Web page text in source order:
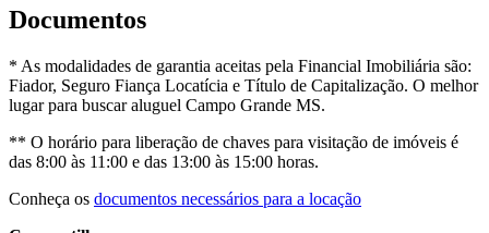
Documentos
* As modalidades de garantia aceitas pela Financial Imobiliária são:
Fiador, Seguro Fiança Locatícia e Título de Capitalização. O melhor
lugar para buscar aluguel Campo Grande MS.
** O horário para liberação de chaves para visitação de imóveis é
das 8:00 às 11:00 e das 13:00 às 15:00 horas.
Conheça os documentos necessários para a locação